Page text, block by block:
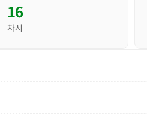
16
차시